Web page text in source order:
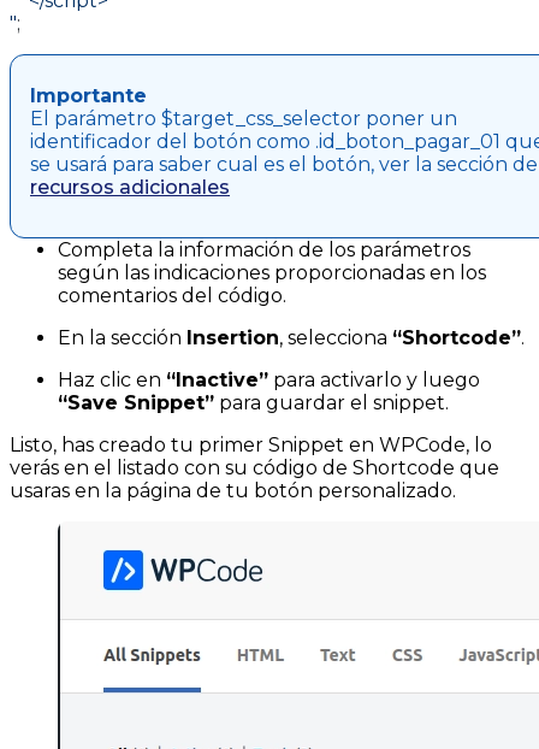
";
Importante
El parámetro $target_css_selector poner un
identificador del botón como .id_boton_pagar_01
se usará para saber cual es el botón, ver la sección de
recursos adicionales
Completa la información de los parámetros
según las indicaciones proporcionadas en los
comentarios del código.
En la sección Insertion, selecciona “Shortcode”.
Haz clic en “Inactive” para activarlo y luego
“Save Snippet” para guardar el snippet.
Listo, has creado tu primer Snippet en WPCode, lo
verás en el listado con su código de Shortcode que
usaras en la página de tu botón personalizado.